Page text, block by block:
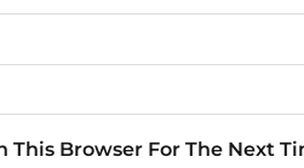
This Browser For The Next